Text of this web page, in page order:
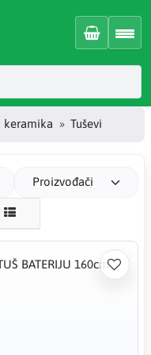
keramika Tuševi
Proizvođači